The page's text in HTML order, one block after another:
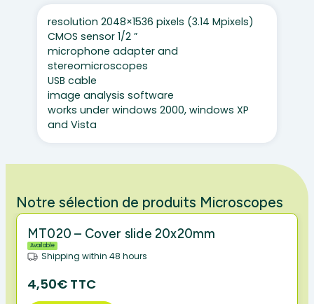
resolution 2048×1536 pixels (3.14 Mpixels)
CMOS sensor 1/2 ”
microphone adapter and
stereomicroscopes
USB cable
image analysis software
works under windows 2000, windows XP
and Vista
Notre sélection de produits Microscopes
MT020 – Cover slide 20x20mm
Available
Shipping within 48 hours
4,50€ TTC